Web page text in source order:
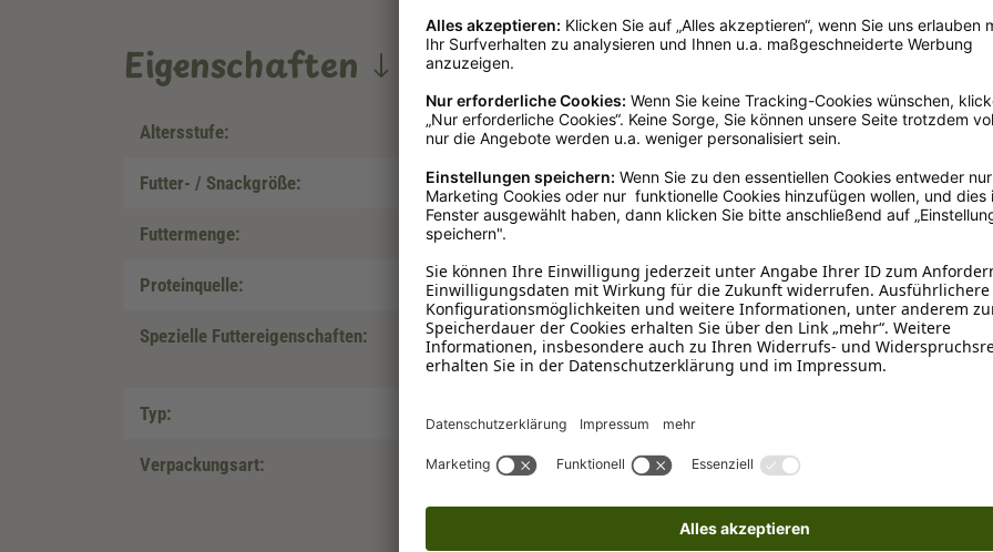
Eigenschaften
Altersstufe: Adult , Senior, Welpe /
Futter- / Snackgröße: 10 - 15 cm
Futtermenge:
Proteinquelle: Rind
Spezielle Futtereigenschaften: Für empfindliche Hunde,
Geschmacksverstärker
Typ:
Verpackungsart: Kunststoff